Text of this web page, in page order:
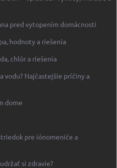
pred vytopením domácnosti
hodnoty a riešenia
chlór a riešenia
vodu? Najčastejšie príčiny a
dome
pre iónomeniče a
si zdravie?